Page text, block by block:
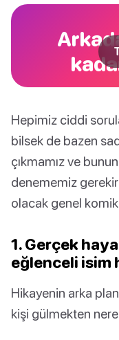
Hepimiz ciddi
bilsek de bazen
çıkmamız ve
denememiz
olacak genel
1. Gerçek
eğlenceli isim
Hikayenin arka
kişi gülmekten